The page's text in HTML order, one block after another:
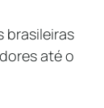
brasileiras
até o